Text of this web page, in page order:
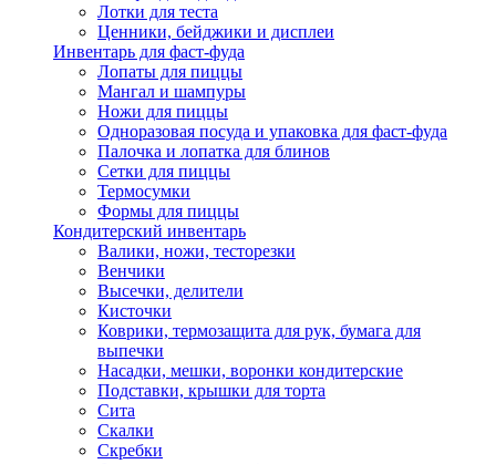
Лотки для теста
Ценники, бейджики и дисплеи
Инвентарь для фаст-фуда
Лопаты для пиццы
Мангал и шампуры
Ножи для пиццы
Одноразовая посуда и упаковка для фаст-фуда
Палочка и лопатка для блинов
Сетки для пиццы
Термосумки
Формы для пиццы
Кондитерский инвентарь
Валики, ножи, тесторезки
Венчики
Высечки, делители
Кисточки
Коврики, термозащита для рук, бумага для
выпечки
Насадки, мешки, воронки кондитерские
Подставки, крышки для торта
Сита
Скалки
Скребки